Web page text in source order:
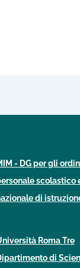
- DG per gli
scolastico
di
Roma Tre
di